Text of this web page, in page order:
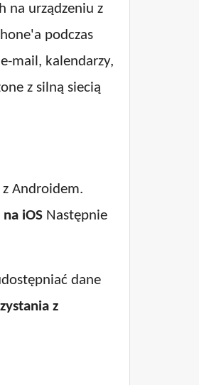
na urządzeniu z
podczas
mail, kalendarzy,
z silną siecią
Androidem.
na iOS Następnie
dane
z